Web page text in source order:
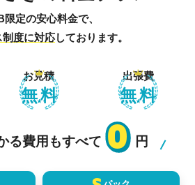
限定の安心料金で、
制度に対応しております。
お見積
無料
出張費
無料
る費用もすべて
0
円